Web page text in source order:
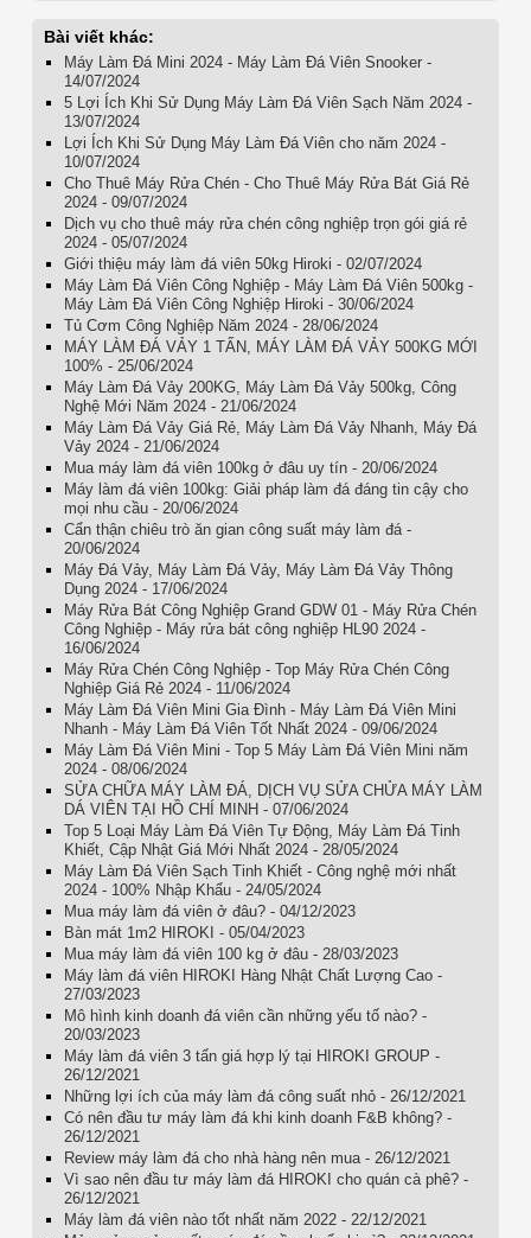
Bài viết khác:
Máy Làm Đá Mini 2024 - Máy Làm Đá Viên Snooker -
14/07/2024
5 Lợi Ích Khi Sử Dụng Máy Làm Đá Viên Sạch Năm 2024 -
13/07/2024
Lợi Ích Khi Sử Dụng Máy Làm Đá Viên cho năm 2024 -
10/07/2024
Cho Thuê Máy Rửa Chén - Cho Thuê Máy Rửa Bát Giá Rẻ
2024 - 09/07/2024
Dịch vụ cho thuê máy rửa chén công nghiệp trọn gói giá rẻ
2024 - 05/07/2024
Giới thiệu máy làm đá viên 50kg Hiroki - 02/07/2024
Máy Làm Đá Viên Công Nghiệp - Máy Làm Đá Viên 500kg -
Máy Làm Đá Viên Công Nghiệp Hiroki - 30/06/2024
Tủ Cơm Công Nghiệp Năm 2024 - 28/06/2024
MÁY LÀM ĐÁ VẢY 1 TẤN, MÁY LÀM ĐÁ VẢY 500KG MỚI
100% - 25/06/2024
Máy Làm Đá Vảy 200KG, Máy Làm Đá Vảy 500kg, Công
Nghệ Mới Năm 2024 - 21/06/2024
Máy Làm Đá Vảy Giá Rẻ, Máy Làm Đá Vảy Nhanh, Máy Đá
Vảy 2024 - 21/06/2024
Mua máy làm đá viên 100kg ở đâu uy tín - 20/06/2024
Máy làm đá viên 100kg: Giải pháp làm đá đáng tin cậy cho
mọi nhu cầu - 20/06/2024
Cẩn thận chiêu trò ăn gian công suất máy làm đá -
20/06/2024
Máy Đá Vảy, Máy Làm Đá Vảy, Máy Làm Đá Vảy Thông
Dụng 2024 - 17/06/2024
Máy Rửa Bát Công Nghiệp Grand GDW 01 - Máy Rửa Chén
Công Nghiệp - Máy rửa bát công nghiệp HL90 2024 -
16/06/2024
Máy Rửa Chén Công Nghiệp - Top Máy Rửa Chén Công
Nghiệp Giá Rẻ 2024 - 11/06/2024
Máy Làm Đá Viên Mini Gia Đình - Máy Làm Đá Viên Mini
Nhanh - Máy Làm Đá Viên Tốt Nhất 2024 - 09/06/2024
Máy Làm Đá Viên Mini - Top 5 Máy Làm Đá Viên Mini năm
2024 - 08/06/2024
SỬA CHỮA MÁY LÀM ĐÁ, DỊCH VỤ SỬA CHỬA MÁY LÀM
DÁ VIÊN TẠI HỒ CHÍ MINH - 07/06/2024
Top 5 Loại Máy Làm Đá Viên Tự Động, Máy Làm Đá Tinh
Khiết, Cập Nhật Giá Mới Nhất 2024 - 28/05/2024
Máy Làm Đá Viên Sạch Tinh Khiết - Công nghệ mới nhất
2024 - 100% Nhập Khẩu - 24/05/2024
Mua máy làm đá viên ở đâu? - 04/12/2023
Bàn mát 1m2 HIROKI - 05/04/2023
Mua máy làm đá viên 100 kg ở đâu - 28/03/2023
Máy làm đá viên HIROKI Hàng Nhật Chất Lượng Cao -
27/03/2023
Mô hình kinh doanh đá viên cần những yếu tố nào? -
20/03/2023
Máy làm đá viên 3 tấn giá hợp lý tại HIROKI GROUP -
26/12/2021
Những lợi ích của máy làm đá công suất nhỏ - 26/12/2021
Có nên đầu tư máy làm đá khi kinh doanh F&B không? -
26/12/2021
Review máy làm đá cho nhà hàng nên mua - 26/12/2021
Vì sao nên đầu tư máy làm đá HIROKI cho quán cà phê? -
26/12/2021
Máy làm đá viên nào tốt nhất năm 2022 - 22/12/2021